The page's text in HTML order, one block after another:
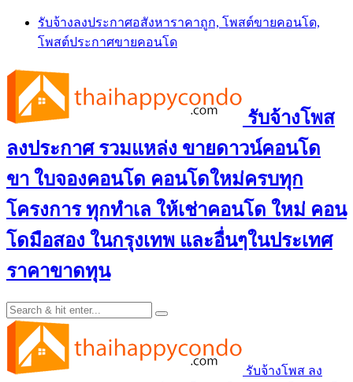
Skip
content
รับจ้างลงประกาศอสังหาราคาถูก, โพสต์ขายคอนโด,
โพสต์ประกาศขายคอนโด
รับจ้างโพส
ลงประกาศ รวมแหล่ง ขายดาวน์คอนโด
ขา ใบจองคอนโด คอนโดใหม่ครบทุก
โครงการ ทุกทำเล ให้เช่าคอนโด ใหม่ คอน
โดมือสอง ในกรุงเทพ และอื่นๆในประเทศ
ราคาขาดทุน
รับจ้างโพส ลง